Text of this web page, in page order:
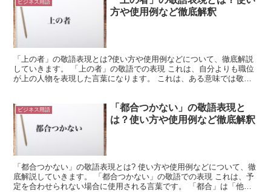
ビジネス用語
方や使用例など徹底解釈
「上の者」の敬語表現とは?使い方や使用例などについて、徹底解説
していきます。 「上の者」の敬語での表現 これは、自分よりも職位
が上の人物を表現した言葉になります。 これは、ある意味では敬語
ビジネス用語
「都合つかない」の敬語表現と
は？使い方や使用例など徹底解釈
「都合つかない」の敬語表現とは? 使い方や使用例などについて、徹
底解説していきます。 「都合つかない」の敬語での表現 これは、予
定を合わせられない場合に使用される言葉です。 「都合」は「他と